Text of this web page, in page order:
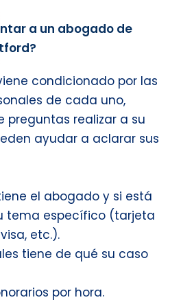
a un abogado de
condicionado por las
de cada uno,
preguntas realizar a su
ayudar a aclarar sus
el abogado y si está
tema específico (tarjeta
etc.).
tiene de qué su caso
por hora.